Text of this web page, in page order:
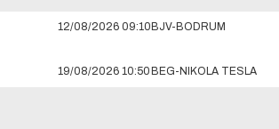
12/08/2026 09:10 BJV-BODRUM
19/08/2026 10:50 BEG-NIKOLA TESLA